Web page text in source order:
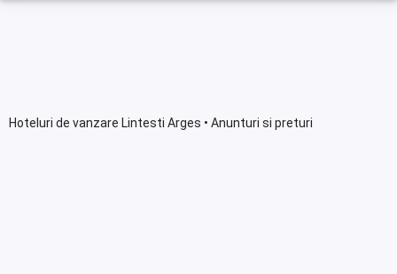
Hoteluri de vanzare Lintesti Arges • Anunturi si preturi